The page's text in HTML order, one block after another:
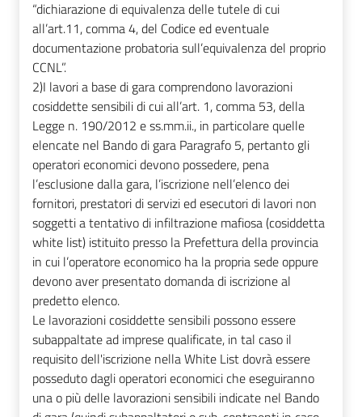
“dichiarazione di equivalenza delle tutele di cui
all’art.11, comma 4, del Codice ed eventuale
documentazione probatoria sull’equivalenza del proprio
CCNL”.
2)I lavori a base di gara comprendono lavorazioni
cosiddette sensibili di cui all’art. 1, comma 53, della
Legge n. 190/2012 e ss.mm.ii., in particolare quelle
elencate nel Bando di gara Paragrafo 5, pertanto gli
operatori economici devono possedere, pena
l’esclusione dalla gara, l’iscrizione nell’elenco dei
fornitori, prestatori di servizi ed esecutori di lavori non
soggetti a tentativo di infiltrazione mafiosa (cosiddetta
white list) istituito presso la Prefettura della provincia
in cui l’operatore economico ha la propria sede oppure
devono aver presentato domanda di iscrizione al
predetto elenco.
Le lavorazioni cosiddette sensibili possono essere
subappaltate ad imprese qualificate, in tal caso il
requisito dell'iscrizione nella White List dovrà essere
posseduto dagli operatori economici che eseguiranno
una o più delle lavorazioni sensibili indicate nel Bando